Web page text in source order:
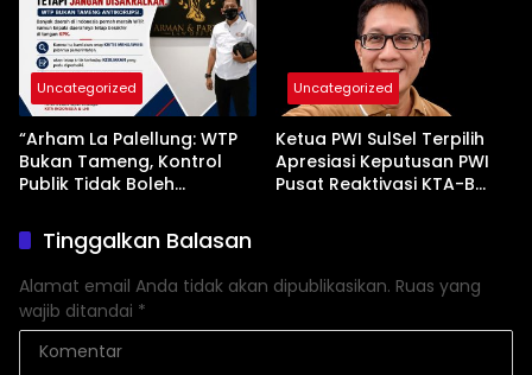
Uncategorized
“Arham La Palellung: WTP
Bukan Tameng, Kontrol
Publik Tidak Boleh
Uncategorized
Ketua PWI SulSel Terpilih
Apresiasi Keputusan PWI
Pusat Reaktivasi KTA-B
Tinggalkan Balasan
Alamat email Anda tidak akan dipublikasikan. Ruas yang
wajib ditandai *